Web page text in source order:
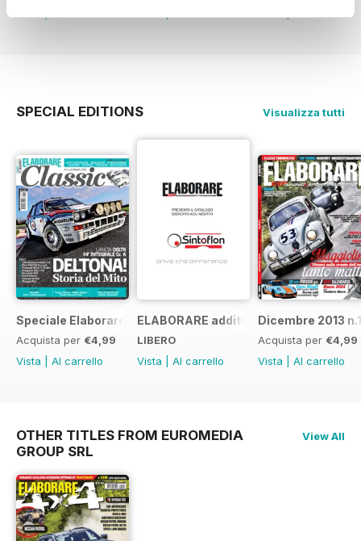
SPECIAL EDITIONS Visualizza tutti
Speciale Elaborare Classic n.1
Acquista per €4,99
Vista
Al carrello
ELABORARE additivi
LIBERO
Vista
Al carrello
Dicembre 2013
Acquista per €4,99
Vista
Al carrello
OTHER TITLES FROM EUROMEDIA
GROUP SRL
View All